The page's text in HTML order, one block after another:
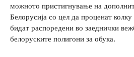
можното пристигнување на
Белорусија со цел да проценат
бидат распоредени во заеднички
белоруските полигони за обука.